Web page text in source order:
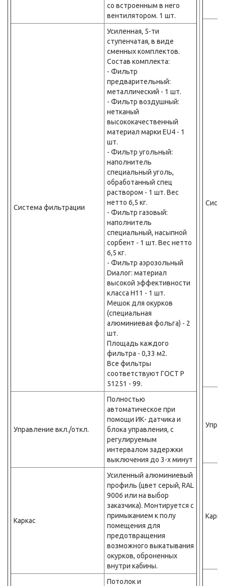
со встроенным в него
вентилятором. 1 шт.
Система фильтрации
Усиленная, 5-ти
ступенчатая, в виде
сменных комплектов.
Состав комплекта:
- Фильтр
предварительный:
металлический - 1 шт.
- Фильтр воздушный:
нетканый
высококачественный
материал марки EU4 - 1
шт.
- Фильтр угольный:
наполнитель
специальный уголь,
обработанный спец
раствором - 1 шт. Вес
нетто 6,5 кг.
- Фильтр газовый:
наполнитель
специальный, насыпной
сорбент - 1 шт. Вес нетто
6,5 кг.
- Фильтр аэрозольный
Dиалог: материал
высокой эффективности
класса Н11 - 1 шт.
Мешок для окурков
(специальная
алюминиевая фольга) - 2
шт.
Площадь каждого
фильтра - 0,33 м2.
Все фильтры
соответствуют ГОСТ Р
51251 - 99.
Управление вкл./откл.
Полностью
автоматическое при
помощи ИК- датчика и
блока управления, с
регулируемым
интервалом задержки
выключения до 3-х минут
Каркас
Усиленный алюминиевый
профиль (цвет серый, RAL
9006 или на выбор
заказчика). Монтируется с
примыканием к полу
помещения для
предотвращения
возможного выкатывания
окурков, оброненных
внутри кабины.
Потолок и